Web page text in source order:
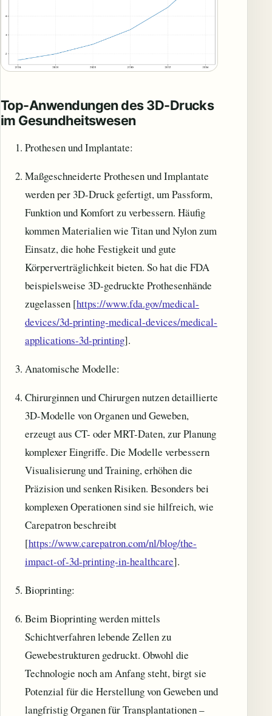
Top-Anwendungen des 3D-Drucks
im Gesundheitswesen
Prothesen und Implantate:
Maßgeschneiderte Prothesen und Implantate
werden per 3D-Druck gefertigt, um Passform,
Funktion und Komfort zu verbessern. Häufig
kommen Materialien wie Titan und Nylon zum
Einsatz, die hohe Festigkeit und gute
Körperverträglichkeit bieten. So hat die FDA
beispielsweise 3D-gedruckte Prothesenhände
zugelassen [https://www.fda.gov/medical-
devices/3d-printing-medical-devices/medical-
applications-3d-printing].
Anatomische Modelle:
Chirurginnen und Chirurgen nutzen detaillierte
3D-Modelle von Organen und Geweben,
erzeugt aus CT- oder MRT-Daten, zur Planung
komplexer Eingriffe. Die Modelle verbessern
Visualisierung und Training, erhöhen die
Präzision und senken Risiken. Besonders bei
komplexen Operationen sind sie hilfreich, wie
Carepatron beschreibt
[https://www.carepatron.com/nl/blog/the-
impact-of-3d-printing-in-healthcare].
Bioprinting:
Beim Bioprinting werden mittels
Schichtverfahren lebende Zellen zu
Gewebestrukturen gedruckt. Obwohl die
Technologie noch am Anfang steht, birgt sie
Potenzial für die Herstellung von Geweben und
langfristig Organen für Transplantationen –